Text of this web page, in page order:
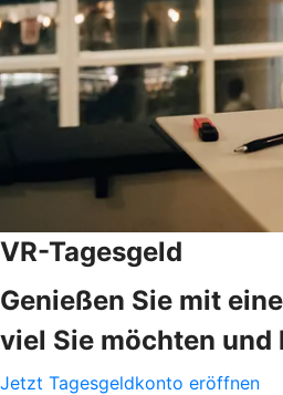
VR-Tagesgeld
Genießen Sie mit
viel Sie möchten und
Jetzt Tagesgeldkonto eröffnen